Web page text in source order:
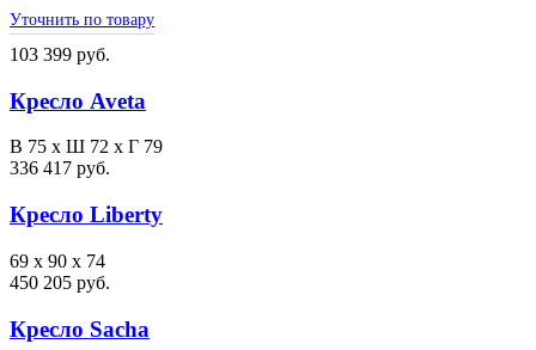
Уточнить по товару
103 399 руб.
Кресло Aveta
В 75 х Ш 72 х Г 79
336 417 руб.
Кресло Liberty
69 x 90 x 74
450 205 руб.
Кресло Sacha